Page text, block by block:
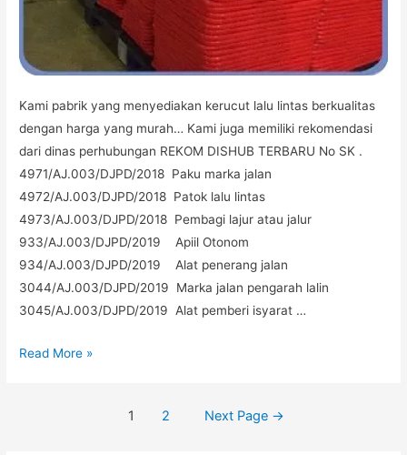
Kami pabrik yang menyediakan kerucut lalu lintas berkualitas
dengan harga yang murah… Kami juga memiliki rekomendasi
dari dinas perhubungan REKOM DISHUB TERBARU No SK .
4971/AJ.003/DJPD/2018 Paku marka jalan
4972/AJ.003/DJPD/2018 Patok lalu lintas
4973/AJ.003/DJPD/2018 Pembagi lajur atau jalur
933/AJ.003/DJPD/2019 Apiil Otonom
934/AJ.003/DJPD/2019 Alat penerang jalan
3044/AJ.003/DJPD/2019 Marka jalan pengarah lalin
3045/AJ.003/DJPD/2019 Alat pemberi isyarat …
KERUCUT
Read More »
1 2 Next Page →